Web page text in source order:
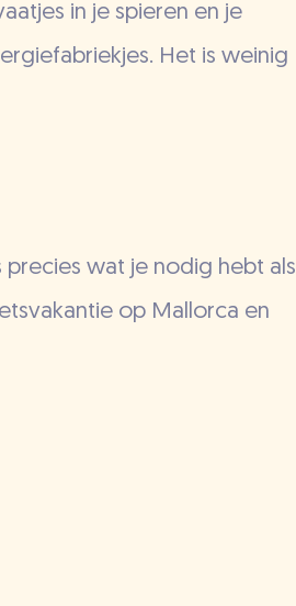
in je spieren en je
Het is weinig
precies wat je nodig hebt als
op Mallorca en